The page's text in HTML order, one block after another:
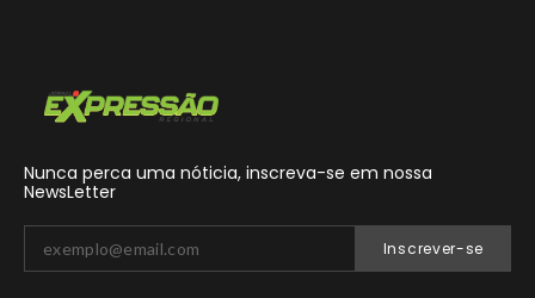
Nunca perca uma nóticia, inscreva-se em nossa
NewsLetter
Inscrever-se